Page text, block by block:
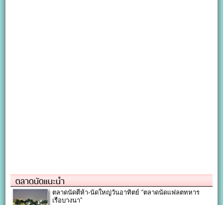
ตลาดนัดแนะนำ
ตลาดนัดตีห้า-นัดใหญ่วันอาทิตย์ “ตลาดนัดแฟลตทหาร
เรือบางนา”